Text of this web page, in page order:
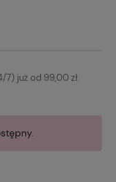
już od 99,00 zł.